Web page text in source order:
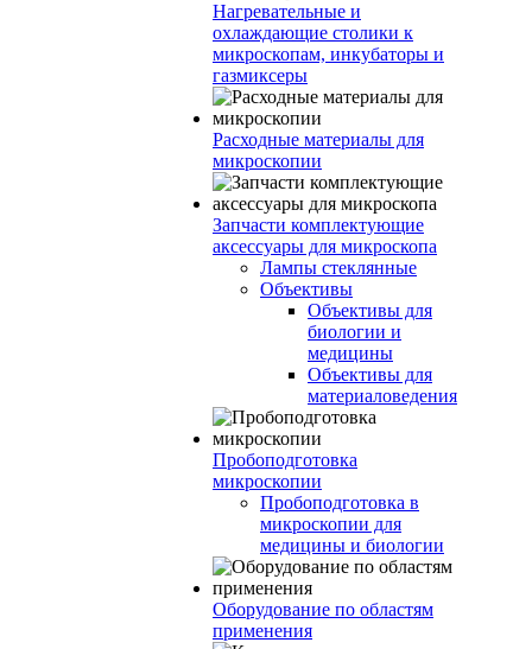
Нагревательные и
охлаждающие столики к
микроскопам, инкубаторы и
газмиксеры
Расходные материалы для
микроскопии
Запчасти комплектующие
аксессуары для микроскопа
Лампы стеклянные
Объективы
Объективы для
биологии и
медицины
Объективы для
материаловедения
Пробоподготовка
микроскопии
Пробоподготовка в
микроскопии для
медицины и биологии
Оборудование по областям
применения